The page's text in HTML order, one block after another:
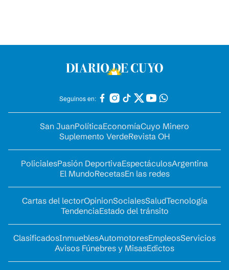
Seguinos en:
San JuanPolíticaEconomíaCuyo Minero
Suplemento VerdeRevista OH
PolicialesPasión DeportivaEspectáculosArgentina
El MundoRecetasEn las redes
Cartas del lectorOpinionSocialesSaludTecnología
TendenciaEstado del tránsito
ClasificadosInmueblesAutomotoresEmpleosServicios
Avisos Fúnebres y MisasEdictos